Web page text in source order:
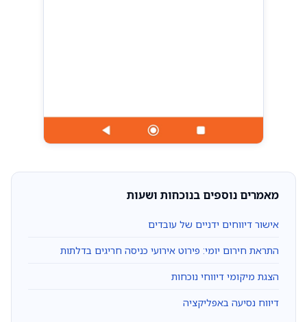
מאמרים נוספים בנוכחות ושעות
אישור דיווחים ידניים של עובדים
התראת חירום יומי: פירוט אירועי כניסה חריגים בדלתות
הצגת מיקומי דיווחי נוכחות
דיווח נסיעה באפליקציה